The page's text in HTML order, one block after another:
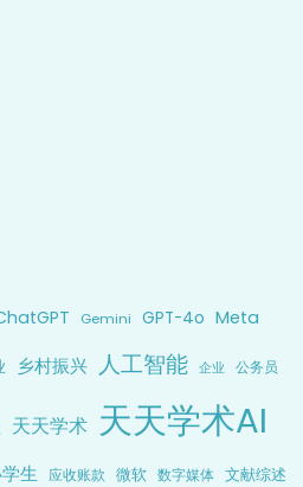
Gemini GPT-4o Meta
乡村振兴 人工智能 企业 公务员
天天学术 天天学术AI
生 应收账款 微软 数字媒体 文献综述